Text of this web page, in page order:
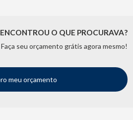
ENCONTROU O QUE PROCURAVA?
Faça seu orçamento grátis agora mesmo!
meu orçamento